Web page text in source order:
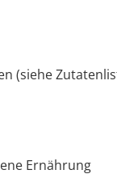
(siehe
Ernährung